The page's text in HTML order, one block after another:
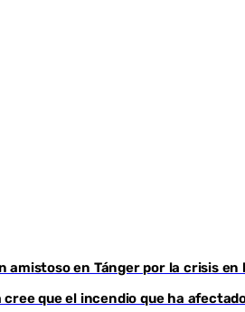
amistoso en Tánger por la crisis
cree que el incendio que ha